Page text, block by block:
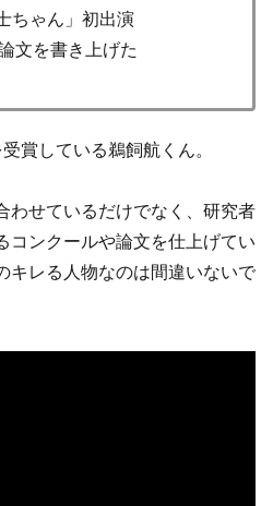
ちゃん」初出演
文を書き上げた
賞している鵜飼航くん。
わせているだけでなく、研究者
コンクールや論文を仕上げてい
キレる人物なのは間違いないで